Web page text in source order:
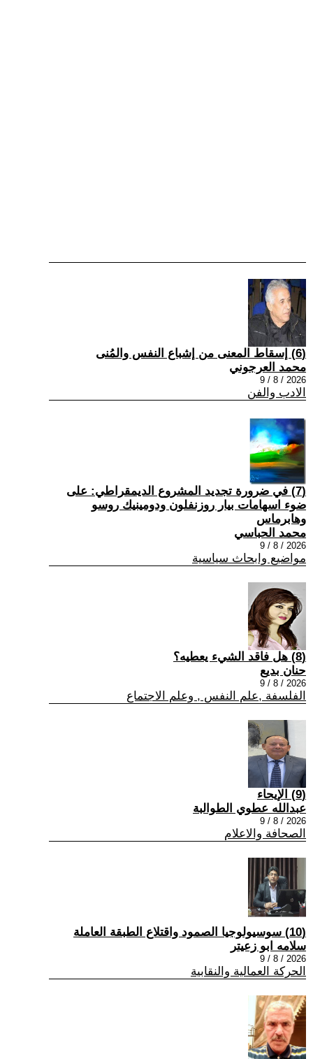
(6) إسقاط المعنى من إشباع النفس والمُنى
محمد العرجوني
2026 / 8 / 9
الادب والفن
(7) في ضرورة تجديد المشروع الديمقراطي: على
ضوء اسهامات بيار روزنفلون ودومينيك روسو
وهابرماس
محمد الحباسي
2026 / 8 / 9
مواضيع وابحاث سياسية
(8) هل فاقد الشيء يعطيه؟
حنان بديع
2026 / 8 / 9
الفلسفة ,علم النفس , وعلم الاجتماع
(9) الإيحاء
عبدالله عطوي الطوالبة
2026 / 8 / 9
الصحافة والاعلام
(10) سوسيولوجيا الصمود واقتلاع الطبقة العاملة
سلامه ابو زعيتر
2026 / 8 / 9
الحركة العمالية والنقابية